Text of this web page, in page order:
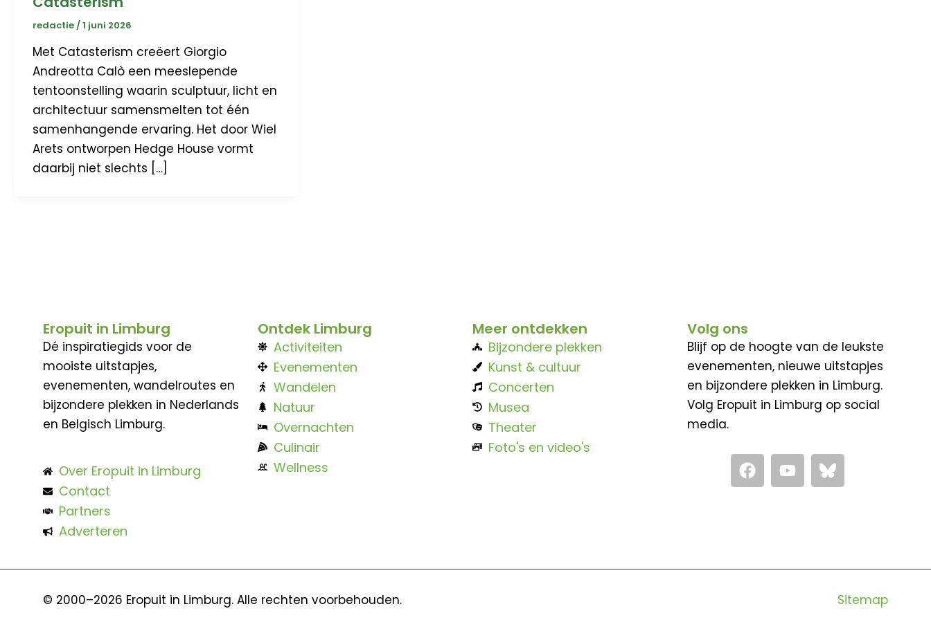
redactie /1 juni 2026
Met Catasterism creëert Giorgio
Andreotta Calò een meeslepende
tentoonstelling waarin sculptuur, licht en
architectuur samensmelten tot één
samenhangende ervaring. Het door Wiel
Arets ontworpen Hedge House vormt
daarbij niet slechts […]
Eropuit in Limburg
Dé inspiratiegids voor de
mooiste uitstapjes,
evenementen, wandelroutes en
bijzondere plekken in Nederlands
en Belgisch Limburg.
Over Eropuit in Limburg
Contact
Partners
Adverteren
Ontdek Limburg
Activiteiten
Evenementen
Wandelen
Natuur
Overnachten
Culinair
Wellness
Meer ontdekken
Bijzondere plekken
Kunst & cultuur
Concerten
Musea
Theater
Foto's en video's
Volg ons
Blijf op de hoogte van de leukste
evenementen, nieuwe uitstapjes
en bijzondere plekken in Limburg.
Volg Eropuit in Limburg op social
media.
F
a
c
Y
o
u
© 2000–2026 Eropuit in Limburg. Alle rechten voorbehouden. Sitemap